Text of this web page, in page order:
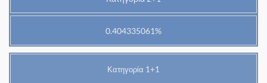
0.404335061%
Κατηγορία 1+1